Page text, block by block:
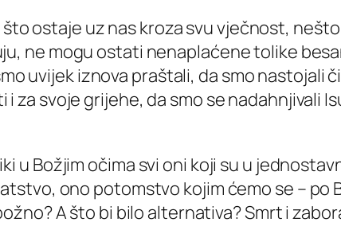
ostaje uz nas kroza svu vječnost,
ne mogu ostati nenaplaćene tolike
uvijek iznova praštali, da smo nastojali
za svoje grijehe, da smo se nadahnjivali
u Božjim očima svi oni koji su u
ono potomstvo kojim ćemo se – po
A što bi bilo alternativa? Smrt i